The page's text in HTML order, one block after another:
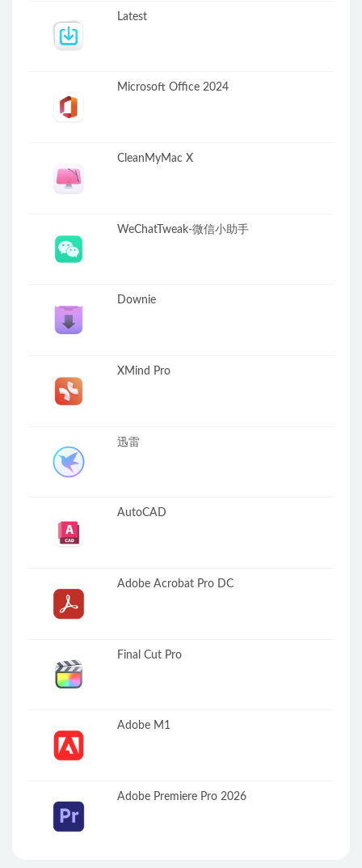
Latest
Microsoft Office 2024
CleanMyMac X
WeChatTweak-微信小助手
Downie
XMind Pro
迅雷
AutoCAD
Adobe Acrobat Pro DC
Final Cut Pro
Adobe M1
Adobe Premiere Pro 2026